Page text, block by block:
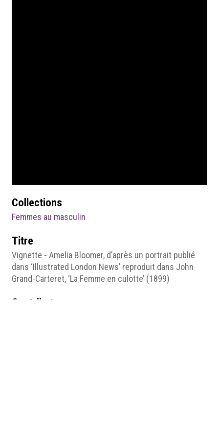
Collections
Femmes au masculin
Titre
Vignette - Amelia Bloomer, d’après un portrait publié
dans ‘Illustrated London News’ reproduit dans John
Grand-Carteret, ‘La Femme en culotte’ (1899)
Contributeur